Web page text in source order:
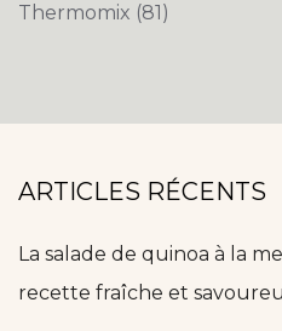
Thermomix (81)
ARTICLES RÉCENTS
La salade de quinoa à la
recette fraîche et